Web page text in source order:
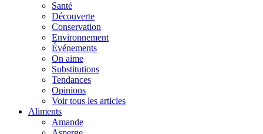
Santé
Découverte
Conservation
Environnement
Événements
On aime
Substitutions
Tendances
Opinions
Voir tous les articles
Aliments
Amande